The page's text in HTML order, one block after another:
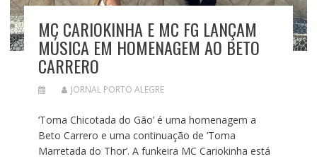
MC CARIOKINHA E MC FG LANÇAM
MÚSICA EM HOMENAGEM AO BETO
CARRERO
JORNAL PORTO ALEGRE
‘Toma Chicotada do Gão’ é uma homenagem a
Beto Carrero e uma continuação de ‘Toma
Marretada do Thor’. A funkeira MC Cariokinha está